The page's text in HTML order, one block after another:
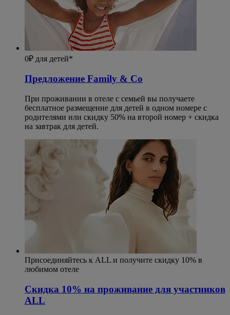
0₽ для детей*
Предложение Family & Co
При проживании в отеле с семьей вы получаете
бесплатное размещение для детей в одном номере с
родителями или скидку 50% на второй номер + скидка
на завтрак для детей.
Присоединяйтесь к ALL и получите скидку 10% в
любимом отеле
Скидка 10% на проживание для участников
ALL